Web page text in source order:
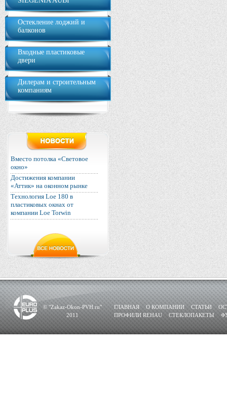
Остекление лоджий и
балконов
Входные пластиковые
двери
Дилерам и строительным
компаниям
Вместо потолка «Световое
окно»
Достижения компании
«Аттик» на оконном рынке
Технология Loe 180 в
пластиковых окнах от
компании Loe Torwin
© "Zakaz-Okon-PVH.ru"
2011
ГЛАВНАЯ О КОМПАНИИ СТАТЬИ
ПРОФИЛИ REHAU
СТЕКЛОПАКЕТЫ